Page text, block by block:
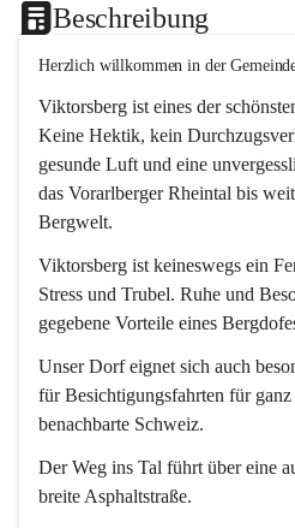
Beschreibung
Herzlich willkommen in der
Viktorsberg ist eines der
Keine Hektik, kein
gesunde Luft und eine
das Vorarlberger Rheintal bis
Bergwelt.
Viktorsberg ist keineswegs ein
Stress und Trubel. Ruhe und
gegebene Vorteile eines
Unser Dorf eignet sich auch
für Besichtigungsfahrten für
benachbarte Schweiz.
Der Weg ins Tal führt über eine
breite Asphaltstraße.